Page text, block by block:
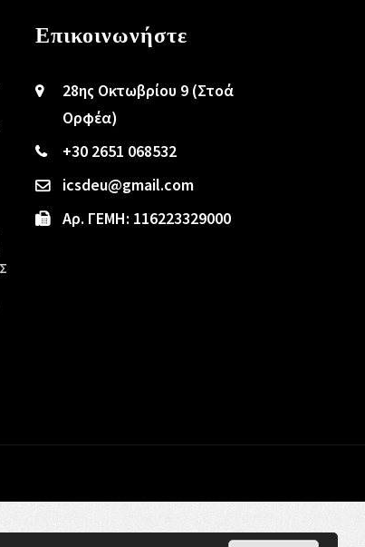
Επικοινωνήστε
28ης Οκτωβρίου 9 (Στοά
Ορφέα)
+30 2651 068532
icsdeu@gmail.com
Αρ. ΓΕΜΗ: 116223329000